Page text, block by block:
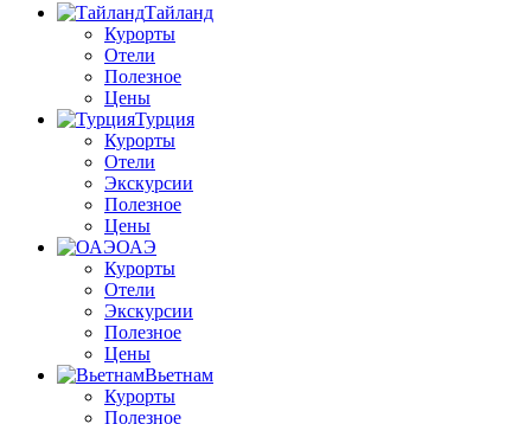
Тайланд
Курорты
Отели
Полезное
Цены
Турция
Курорты
Отели
Экскурсии
Полезное
Цены
ОАЭ
Курорты
Отели
Экскурсии
Полезное
Цены
Вьетнам
Курорты
Полезное